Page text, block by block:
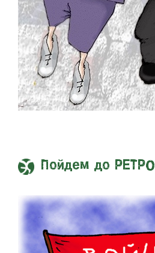
Пойдем до РЕТРО